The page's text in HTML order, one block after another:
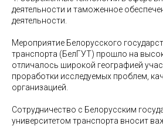
деятельности и таможенное
деятельности.
Мероприятие Белорусского
транспорта (БелГУТ) прошло на
отличалось широкой географией
проработки исследуемых проблем,
организацией.
Сотрудничество с Белорусским
университетом транспорта вносит